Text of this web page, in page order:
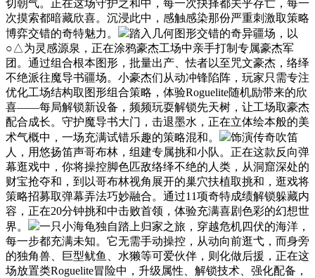
切朝气。正在这场守护之和中，每一次抉择都关乎存亡，每一
次摸索都暗藏欣喜。沉浸此中，感触感染那份严重刺激取策略
博弈交错的奇特魅力。
踏入几何图形交错的奇异疆场，以
○△为灵感源泉，正在涂鸦豪杰工场中亲手打制专属豪杰军
团。通过组合根本图形，批量出产、怯者以至咒文豪杰，络绎
不绝派往魔导书疆场。小豪杰们从动冲锋陷阵，玩家只需专注
优化工场结构取图形组合策略，体验Roguelite随机励带来的欣
喜——每局解锁新设备，频频玩耍解锁先天树，让工场取豪杰
配合成长。守护魔导书大门，击退墨水，正在立体绘本般的美
术气概中，一场充满试错乐趣的策略混和。
饰演传奇吹笛
人，用悠扬笛声哥布林，组建专属挑和小队。正在这款反向弹
幕逛戏中，你将操控脚色匹敌络绎不绝的人类，从洞窟深处的
财宝抢夺和，到以哥布林视角展开的巢穴扶植取挑和，逛戏将
策略招募取弹幕弄法巧妙融合。通过11项奇特成绩解锁躲藏内
容，正在20分钟挑和中击败首领，体验充满喜剧色彩的幻想世
界。
一只小海龟独自踏上归家之旅，穿越危机四伏的海洋，
每一步都充满未知。它无需手动操控，从动向前逛弋，而身旁
的独角兽、巨型鱿鱼、水獭等可爱伙伴，则化做后援，正在这
场放置类Roguelite冒险中，升级属性、解锁技术、强化配备，